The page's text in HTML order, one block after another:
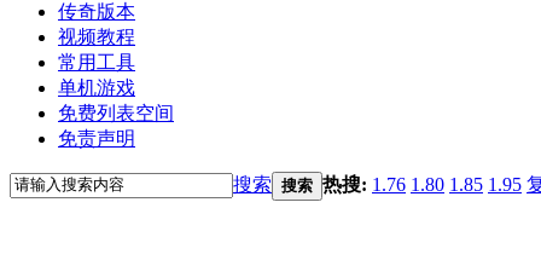
传奇版本
视频教程
常用工具
单机游戏
免费列表空间
免责声明
搜索 搜索 热搜: 1.76 1.80 1.85 1.95